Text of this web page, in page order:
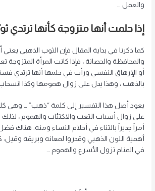
والعمل …
إذا حلمت أنها متزوجة كأنها ترتدي
كما ذكرنا في بداية المقال فإن الثوب الذهبي يعني
والمحافظة والحصانة ، فإذا كانت المرأة
أو الإرهاق النفسي ورأت في حلمها أنها ترتدي
بالذهب ، وهذا يدل على زوال همومها وكذا انسحاب
يعود أصل هذا التفسير إلى كلمة “ذهب” … وهي
على زوال أسباب التعب والاكتئاب والهموم ، لذلك
أمراً جديراً بالثناء في أحلام النساء ومنه. هناك
أهمية اللون الذهبي وقدروا لمعانه وبريقه وقيل:
في المنام تزول الأسرع والهموم …